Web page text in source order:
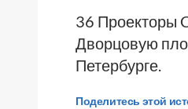
36 Проекторы
Дворцовую
Петербурге.
Поделитесь этой